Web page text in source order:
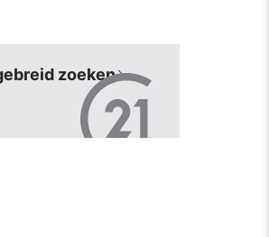
zoeken